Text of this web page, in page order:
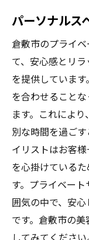
パーソナルス
倉敷市のプライ
て、安心感とリ
を提供していま
を合わせること
ます。これによ
別な時間を過ご
イリストはお客
を心掛けている
す。プライベー
囲気の中で、安
です。倉敷市の
してみてください